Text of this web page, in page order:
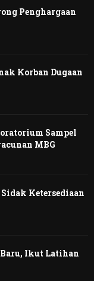
Penghargaan
Korban Dugaan
Sampel
MBG
Ketersediaan
Ikut Latihan